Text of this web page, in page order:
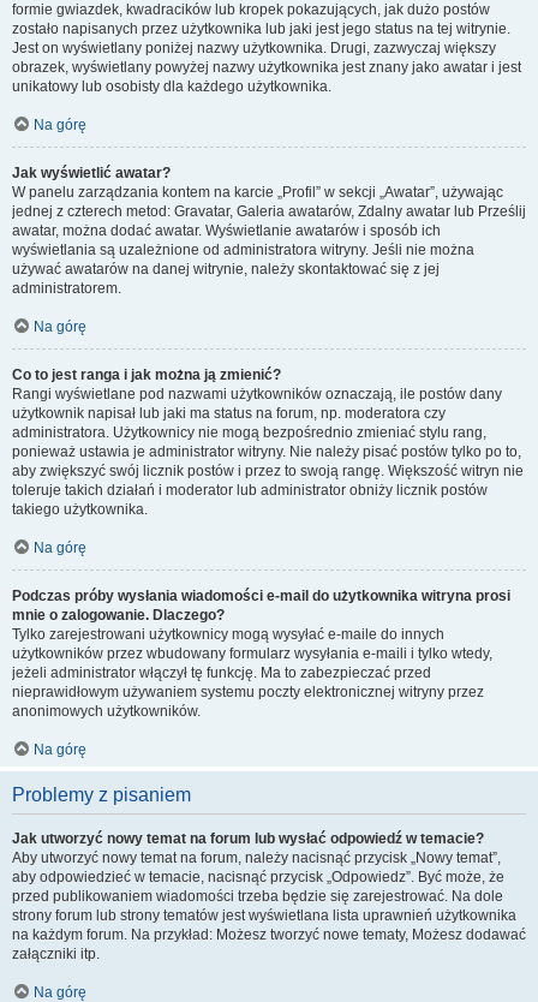
formie gwiazdek, kwadracików lub kropek pokazujących, jak dużo postów
zostało napisanych przez użytkownika lub jaki jest jego status na tej witrynie.
Jest on wyświetlany poniżej nazwy użytkownika. Drugi, zazwyczaj większy
obrazek, wyświetlany powyżej nazwy użytkownika jest znany jako awatar i jest
unikatowy lub osobisty dla każdego użytkownika.
Na górę
Jak wyświetlić awatar?
W panelu zarządzania kontem na karcie „Profil” w sekcji „Awatar”, używając
jednej z czterech metod: Gravatar, Galeria awatarów, Zdalny awatar lub Prześlij
awatar, można dodać awatar. Wyświetlanie awatarów i sposób ich
wyświetlania są uzależnione od administratora witryny. Jeśli nie można
używać awatarów na danej witrynie, należy skontaktować się z jej
administratorem.
Na górę
Co to jest ranga i jak można ją zmienić?
Rangi wyświetlane pod nazwami użytkowników oznaczają, ile postów dany
użytkownik napisał lub jaki ma status na forum, np. moderatora czy
administratora. Użytkownicy nie mogą bezpośrednio zmieniać stylu rang,
ponieważ ustawia je administrator witryny. Nie należy pisać postów tylko po to,
aby zwiększyć swój licznik postów i przez to swoją rangę. Większość witryn nie
toleruje takich działań i moderator lub administrator obniży licznik postów
takiego użytkownika.
Na górę
Podczas próby wysłania wiadomości e-mail do użytkownika witryna prosi
mnie o zalogowanie. Dlaczego?
Tylko zarejestrowani użytkownicy mogą wysyłać e-maile do innych
użytkowników przez wbudowany formularz wysyłania e-maili i tylko wtedy,
jeżeli administrator włączył tę funkcję. Ma to zabezpieczać przed
nieprawidłowym używaniem systemu poczty elektronicznej witryny przez
anonimowych użytkowników.
Na górę
Problemy z pisaniem
Jak utworzyć nowy temat na forum lub wysłać odpowiedź w temacie?
Aby utworzyć nowy temat na forum, należy nacisnąć przycisk „Nowy temat”,
aby odpowiedzieć w temacie, nacisnąć przycisk „Odpowiedz”. Być może, że
przed publikowaniem wiadomości trzeba będzie się zarejestrować. Na dole
strony forum lub strony tematów jest wyświetlana lista uprawnień użytkownika
na każdym forum. Na przykład: Możesz tworzyć nowe tematy, Możesz dodawać
załączniki itp.
Na górę